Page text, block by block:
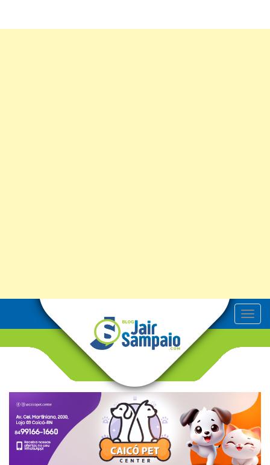
T
o
v
g
t
i
o
n